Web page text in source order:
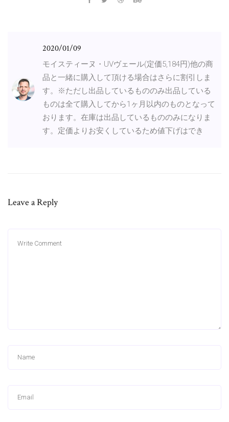
2020/01/09
モイスティーヌ・UVヴェール(定価5,184円)他の商
品と一緒に購入して頂ける場合はさらに割引しま
す。※ただし出品しているもののみ出品している
ものは全て購入してから1ヶ月以内のものとなって
おります。在庫は出品しているもののみになりま
す。定価よりお安くしているため値下げはでき
Leave a Reply